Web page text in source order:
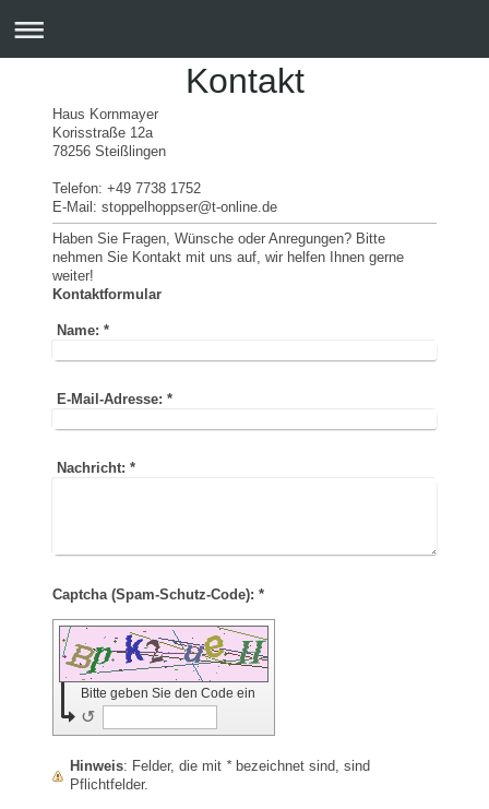
Kontakt
Haus Kornmayer
Korisstraße 12a
78256 Steißlingen
Telefon: +49 7738 1752
E-Mail: stoppelhoppser@t-online.de
Haben Sie Fragen, Wünsche oder Anregungen? Bitte
nehmen Sie Kontakt mit uns auf, wir helfen Ihnen gerne
weiter!
Kontaktformular
Name: *
E-Mail-Adresse: *
Nachricht: *
Captcha (Spam-Schutz-Code): *
Bitte geben Sie den Code ein
↺
Hinweis : Felder, die mit *bezeichnet sind, sind
Pflichtfelder.